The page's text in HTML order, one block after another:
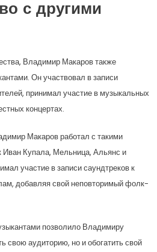
с другими
Владимир Макаров также
Он участвовал в записи
принимал участие в музыкальных
концертах.
Макаров работал с такими
Иван Купала, Мельница, Альянс и
участие в записи саундтреков к
добавляя свой неповторимый фолк-
позволило Владимиру
свою аудиторию, но и обогатить свой